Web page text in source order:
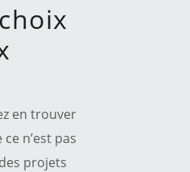
en trouver
n’est pas
projets